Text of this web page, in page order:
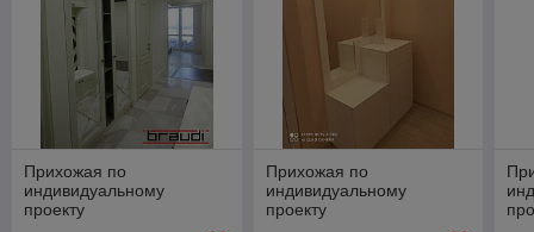
Прихожая по
индивидуальному
проекту
Прихожая по
индивидуальному
проекту